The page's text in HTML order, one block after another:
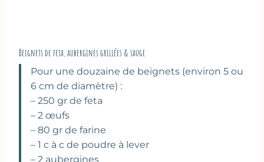
Beignets de feta, aubergines grillées & sauge
Pour une douzaine de beignets (environ 5 ou
6 cm de diamètre) :
– 250 gr de feta
– 2 œufs
– 80 gr de farine
– 1 c à c de poudre à lever
– 2 aubergines